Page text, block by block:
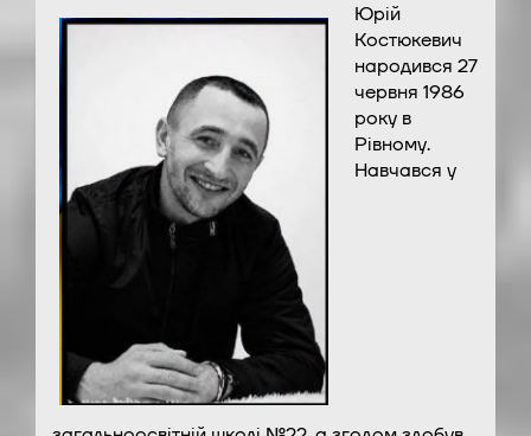
Юрій
Костюкевич
народився 27
червня 1986
року в
Рівному.
Навчався у